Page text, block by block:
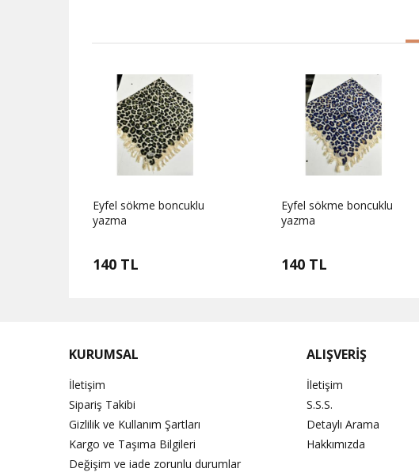
Eyfel sökme boncuklu
yazma
140 TL
Eyfel sökme boncuklu
yazma
140 TL
KURUMSAL
İletişim
Sipariş Takibi
Gizlilik ve Kullanım Şartları
Kargo ve Taşıma Bilgileri
Değişim ve iade zorunlu durumlar
ALIŞVERİŞ
İletişim
S.S.S.
Detaylı Arama
Hakkımızda